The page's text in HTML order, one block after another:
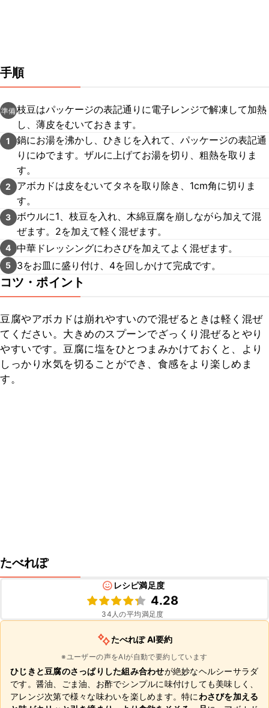
手順
準備枝豆はパッケージの表記通りに電子レンジで解凍して加熱
し、薄皮をむいておきます。
1
鍋にお湯を沸かし、ひきじを入れて、パッケージの表記通
りにゆでます。ザルに上げてお湯を切り、粗熱を取りま
す。
2
アボカドは皮をむいてタネを取り除き、1cm角に切りま
す。
3 ボウルに1、枝豆を入れ、木綿豆腐を崩しながら加えて混
ぜます。2を加えて軽く混ぜます。
4 中華ドレッシングにわさびを加えてよく混ぜます。
5 3をお皿に盛り付け、4を回しかけて完成です。
コツ・ポイント
豆腐やアボカドは崩れやすいので混ぜるときは軽く混ぜ
てください。大きめのスプーンでざっくり混ぜるとやり
やすいです。豆腐に塩をひとつまみかけておくと、より
しっかり水気を切ることができ、食感をより楽しめま
す。
たべれぽ
レシピ満足度
4.28
34 人の平均満足度
たべれぽ AI要約
※ユーザーの声をAIが自動で要約しています
ひじきと豆腐のさっぱりした組み合わせが絶妙なヘルシーサラダ
です。醤油、ごま油、お酢でシンプルに味付けしても美味しく、
アレンジ次第で様々な味わいを楽しめます。特にわさびを加える